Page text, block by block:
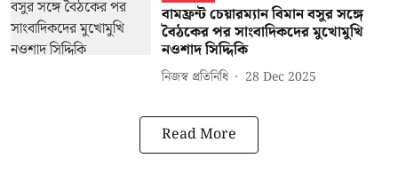
বামফ্রন্ট চেয়ারম্যান বিমান বসুর সঙ্গে
বৈঠকের পর সাংবাদিকদের মুখোমুখি
নওশাদ সিদ্দিকি
নিজস্ব প্রতিনিধি 28 Dec 2025
Read More